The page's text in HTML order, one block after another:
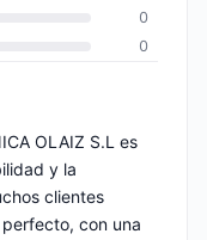
0
0
OLAIZ S.L es
y la
clientes
con una